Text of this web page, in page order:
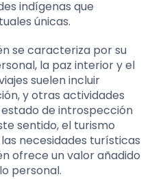
indígenas que
únicas.
se caracteriza por su
la paz interior y el
suelen incluir
y otras actividades
de introspección
sentido, el turismo
necesidades turísticas
ofrece un valor añadido
personal.